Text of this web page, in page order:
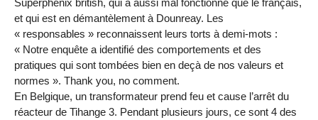
Superphénix british, qui a aussi mal fonctionné que le français,
et qui est en démantèlement à Dounreay. Les
« responsables » reconnaissent leurs torts à demi-mots :
« Notre enquête a identifié des comportements et des
pratiques qui sont tombées bien en deçà de nos valeurs et
normes ». Thank you, no comment.
En Belgique, un transformateur prend feu et cause l’arrêt du
réacteur de Tihange 3. Pendant plusieurs jours, ce sont 4 des